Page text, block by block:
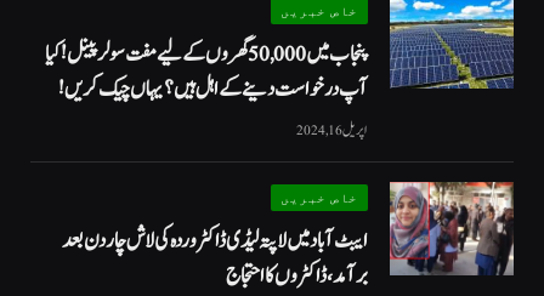
خاص خبریں
پنجاب میں 50,000 گھروں کے لیے مفت سولر پینل! کیا
آپ درخواست دینے کے اہل ہیں؟ یہاں چیک کریں!
اپریل 16, 2024
خاص خبریں
ایبٹ آباد میں لاپتہ لیڈی ڈاکٹر وردہ کی لاش چار دن بعد
برآمد، ڈاکٹروں کا احتجاج